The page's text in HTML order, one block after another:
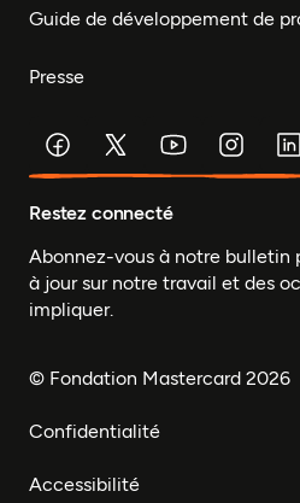
Guide de développement de
Presse
Restez connecté
Abonnez-vous à notre bulletin
à jour sur notre travail et des
impliquer.
© Fondation Mastercard 2026
Confidentialité
Accessibilité